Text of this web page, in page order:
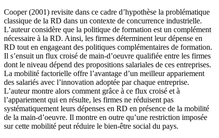
Cooper (2001) revisite dans ce cadre d’hypothèse la problématique
classique de la RD dans un contexte de concurrence industrielle.
L’auteur considère que la politique de formation est un complément
nécessaire à la RD. Ainsi, les firmes déterminent leur dépense en
RD tout en engageant des politiques complémentaires de formation.
Il s’ensuit un flux croisé de main-d’oeuvre qualifiée entre les firmes
dont le niveau dépend des propositions salariales de ces entreprises.
La mobilité factorielle offre l’avantage d’un meilleur appariement
des salariés avec l’innovation adoptée par chaque entreprise.
L’auteur montre alors comment grâce à ce flux croisé et à
l’appariement qui en résulte, les firmes ne réduisent pas
systématiquement leurs dépenses en RD en présence de la mobilité
de la main-d’oeuvre. Il montre en outre qu’une restriction imposée
sur cette mobilité peut réduire le bien-être social du pays.